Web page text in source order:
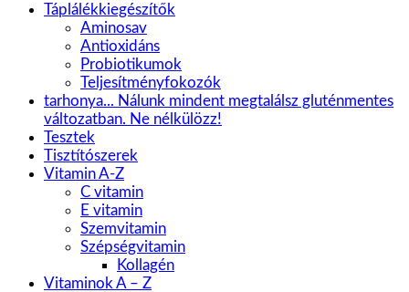
Táplálékkiegészítők
Aminosav
Antioxidáns
Probiotikumok
Teljesítményfokozók
tarhonya... Nálunk mindent megtalálsz gluténmentes
változatban. Ne nélkülözz!
Tesztek
Tisztítószerek
Vitamin A-Z
C vitamin
E vitamin
Szemvitamin
Szépségvitamin
Kollagén
Vitaminok A – Z